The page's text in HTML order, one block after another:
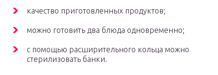
качество приготовленных продуктов;
можно готовить два блюда одновременно;
с помощью расширительного кольца можно
стерилизовать банки.